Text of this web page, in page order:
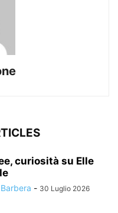
curiosità su Elle
- 30 Luglio 2026